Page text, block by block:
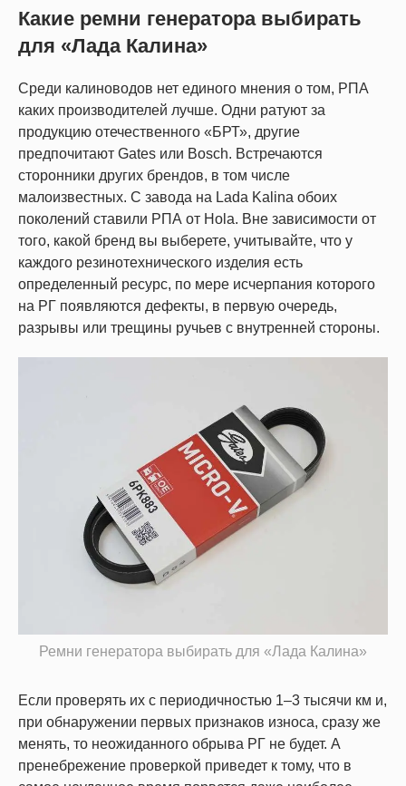
Какие ремни генератора выбирать
для «Лада Калина»
Среди калиноводов нет единого мнения о том, РПА
каких производителей лучше. Одни ратуют за
продукцию отечественного «БРТ», другие
предпочитают Gates или Bosch. Встречаются
сторонники других брендов, в том числе
малоизвестных. С завода на Lada Kalina обоих
поколений ставили РПА от Hola. Вне зависимости от
того, какой бренд вы выберете, учитывайте, что у
каждого резинотехнического изделия есть
определенный ресурс, по мере исчерпания которого
на РГ появляются дефекты, в первую очередь,
разрывы или трещины ручьев с внутренней стороны.
Ремни генератора выбирать для «Лада Калина»
Если проверять их с периодичностью 1–3 тысячи км и,
при обнаружении первых признаков износа, сразу же
менять, то неожиданного обрыва РГ не будет. А
пренебрежение проверкой приведет к тому, что в